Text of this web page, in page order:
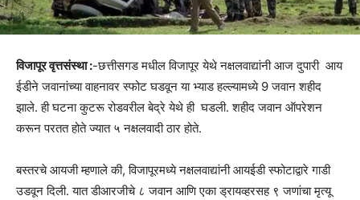
विजापूर वृत्तसंस्था :-छत्तीसगड मधील विजापूर येथे नक्षलवाद्यांनी आज दुपारी आय
ईडीने जवानांच्या वाहनावर स्फोट घडवून या भ्याड हल्ल्यामध्ये 9 जवान शहीद
झाले. ही घटना कुटरू रोडवरील बेद्रे येथे ही घडली. शहीद जवान ऑपरेशन
करून परतत होते ज्यात ५ नक्षलवादी ठार होते.
बस्तरचे आयजी म्हणाले की, विजापूरमध्ये नक्षलवाद्यांनी आयईडी स्फोटाद्वारे गाडी
उडवून दिली. यात डीआरजीचे ८ जवान आणि एका ड्रायव्हरसह ९ जणांचा मृत्यू